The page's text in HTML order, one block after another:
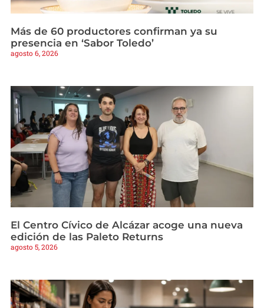
Más de 60 productores confirman ya su
presencia en ‘Sabor Toledo’
agosto 6, 2026
El Centro Cívico de Alcázar acoge una nueva
edición de las Paleto Returns
agosto 5, 2026